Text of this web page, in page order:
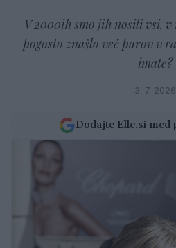
V 2000ih smo jih nosili vsi, v
pogosto znašlo več parov v
imate?
3. 7. 2026
Dodajte Elle.si